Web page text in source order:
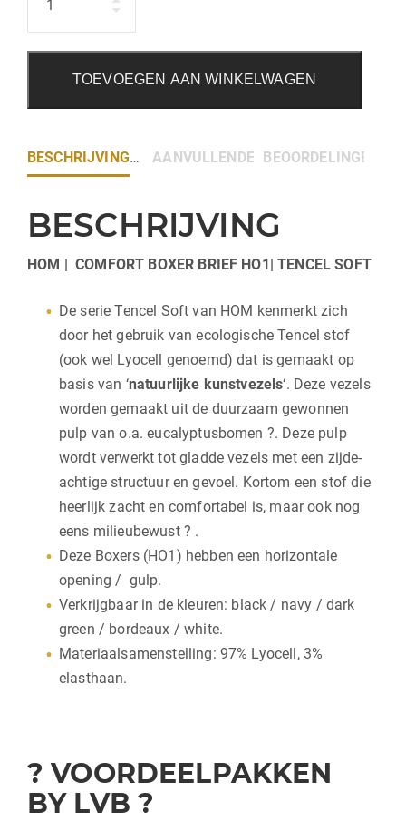
TOEVOEGEN AAN WINKELWAGEN
BESCHRIJVING AANVULLENDE INFORMATIE
BEOORDELINGEN (0)
BESCHRIJVING
HOM | COMFORT BOXER BRIEF HO1| TENCEL SOFT
De serie Tencel Soft van HOM kenmerkt zich
door het gebruik van ecologische Tencel stof
(ook wel Lyocell genoemd) dat is gemaakt op
basis van ‘natuurlijke kunstvezels‘. Deze vezels
worden gemaakt uit de duurzaam gewonnen
pulp van o.a. eucalyptusbomen ?. Deze pulp
wordt verwerkt tot gladde vezels met een zijde-
achtige structuur en gevoel. Kortom een stof die
heerlijk zacht en comfortabel is, maar ook nog
eens milieubewust ? .
Deze Boxers (HO1) hebben een horizontale
opening / gulp.
Verkrijgbaar in de kleuren: black / navy / dark
green / bordeaux / white.
Materiaalsamenstelling: 97% Lyocell, 3%
elasthaan.
? VOORDEELPAKKEN
BY LVB ?